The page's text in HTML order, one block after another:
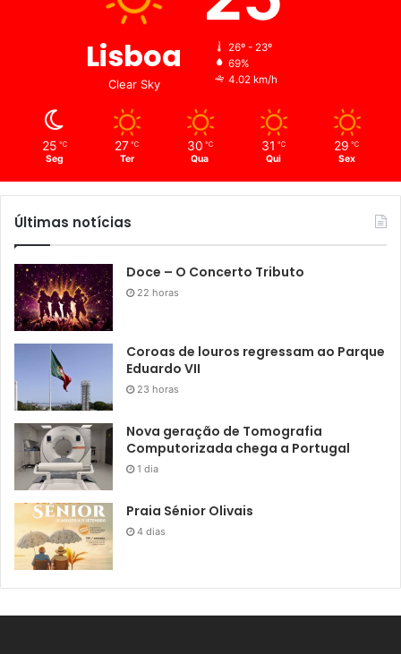
Lisboa
Clear Sky
26º - 23º
69%
4.02 km/h
25 ℃
Seg
27 ℃
Ter
30 ℃
Qua
31 ℃
Qui
29 ℃
Sex
Últimas notícias
Doce – O Concerto Tributo
22 horas
Coroas de louros regressam ao Parque
Eduardo VII
23 horas
Nova geração de Tomografia
Computorizada chega a Portugal
1 dia
Praia Sénior Olivais
4 dias